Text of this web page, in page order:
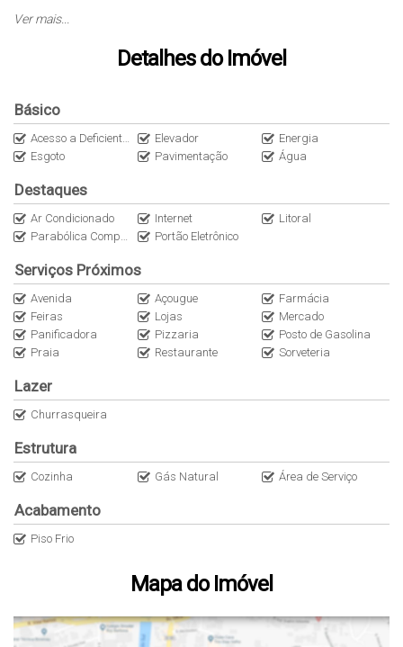
área de serviço com maquina que lava e seca roupas;
sala de estar e jantar;
sacada com churrasqueira;
1 vaga de garagem;
Imóvel novo e muito agradável, prédio possui elevador.
Localizado a 100 metros da praia, próximo a todo o comércio;
responsabilizamos por quedas e oscilações. O imóvel não dispõe de
roupas de cama, mesa e banho).
Ver mais...
Detalhes do Imóvel
Básico
Acesso a Deficientes Elevador
Energia
Esgoto
Pavimentação Água
Destaques
Ar Condicionado Internet
Litoral
Parabólica Compartilhada
Portão Eletrônico
Serviços Próximos
Avenida Açougue
Farmácia
Feiras
Lojas
Mercado
Panificadora
Pizzaria
Posto de Gasolina
Praia
Restaurante Sorveteria
Lazer
Churrasqueira
Estrutura
Cozinha Gás Natural Área de Serviço
Acabamento
Piso Frio
Mapa do Imóvel